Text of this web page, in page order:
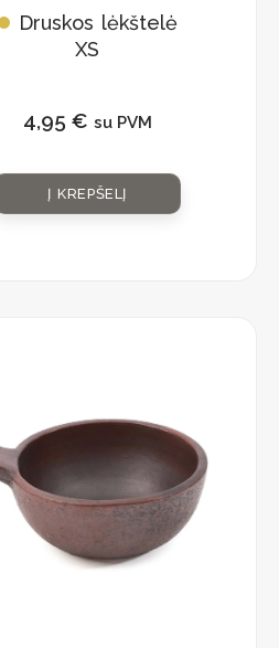
Druskos lėkštelė
XS
4,95 € su PVM
Į KREPŠELĮ